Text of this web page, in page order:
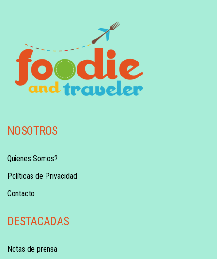
NOSOTROS
Quienes Somos?
Políticas de Privacidad
Contacto
DESTACADAS
Notas de prensa